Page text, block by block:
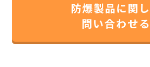
防爆製品に関
問い合わせる